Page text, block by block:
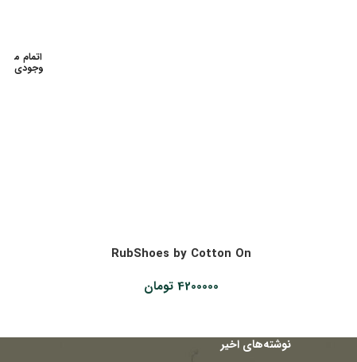
RubShoes by Cotton On
4200000 تومان
اتمام م
وجودی
نوشته‌های اخیر